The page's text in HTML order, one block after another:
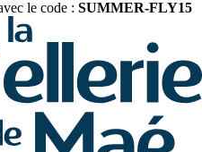
le code : SUMMER-FLY15